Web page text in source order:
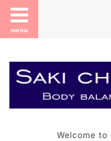
menu
Welcome to